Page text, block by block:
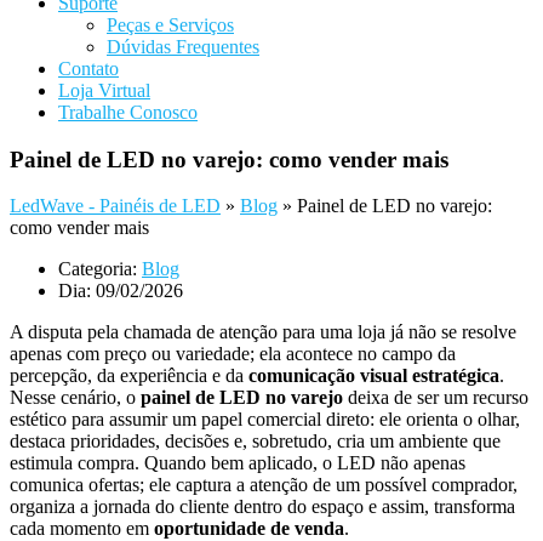
Peças e Serviços
Dúvidas Frequentes
Contato
Loja Virtual
Trabalhe Conosco
Painel de LED no varejo: como vender mais
LedWave - Painéis de LED » Blog » Painel de LED no varejo:
como vender mais
Categoria: Blog
Dia: 09/02/2026
A disputa pela chamada de atenção para uma loja já não se resolve
apenas com preço ou variedade; ela acontece no campo da
percepção, da experiência e da comunicação visual estratégica.
Nesse cenário, o painel de LED no varejo deixa de ser um recurso
estético para assumir um papel comercial direto: ele orienta o olhar,
destaca prioridades, decisões e, sobretudo, cria um ambiente que
estimula compra. Quando bem aplicado, o LED não apenas
comunica ofertas; ele captura a atenção de um possível comprador,
organiza a jornada do cliente dentro do espaço e assim, transforma
cada momento em oportunidade de venda.